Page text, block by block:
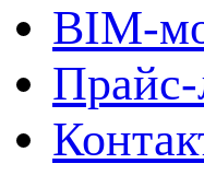
BIM-
Прайс-